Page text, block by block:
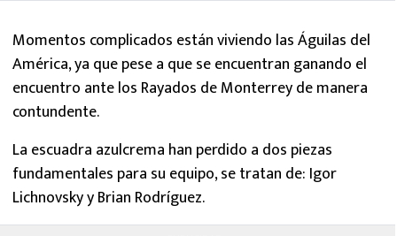
Momentos complicados están viviendo las Águilas del
América, ya que pese a que se encuentran ganando el
encuentro ante los Rayados de Monterrey de manera
contundente.
La escuadra azulcrema han perdido a dos piezas
fundamentales para su equipo, se tratan de: Igor
Lichnovsky y Brian Rodríguez.